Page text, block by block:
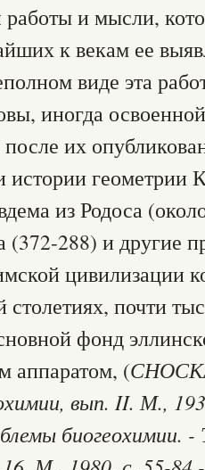
и мысли,
к векам ее
виде эта
иногда
их
геометрии
из Родоса
288) и другие
цивилизации
почти
фонд
аппаратом, (
вып. II. М.,
биогеохимии. -